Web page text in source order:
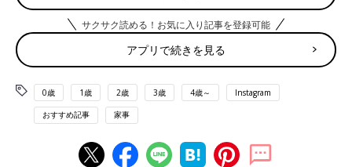
サクサク読める！お気に入り記事を登録可能
アプリで続きを見る
0歳 1歳 2歳 3歳 4歳～ Instagram
おすすめ記事 家事